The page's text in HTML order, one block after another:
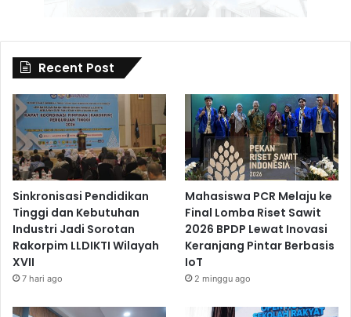
Recent Post
Sinkronisasi Pendidikan
Tinggi dan Kebutuhan
Industri Jadi Sorotan
Rakorpim LLDIKTI Wilayah
XVII
7 hari ago
Mahasiswa PCR Melaju ke
Final Lomba Riset Sawit
2026 BPDP Lewat Inovasi
Keranjang Pintar Berbasis
IoT
2 minggu ago